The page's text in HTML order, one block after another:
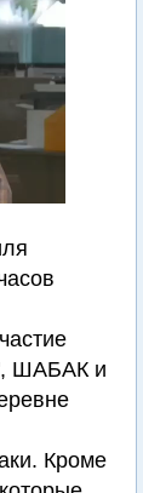
ШАБАК и
Кроме